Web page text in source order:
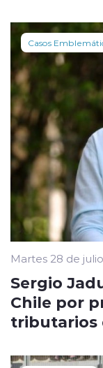
Casos
Martes 28 de
Sergio
Chile por
tributarios